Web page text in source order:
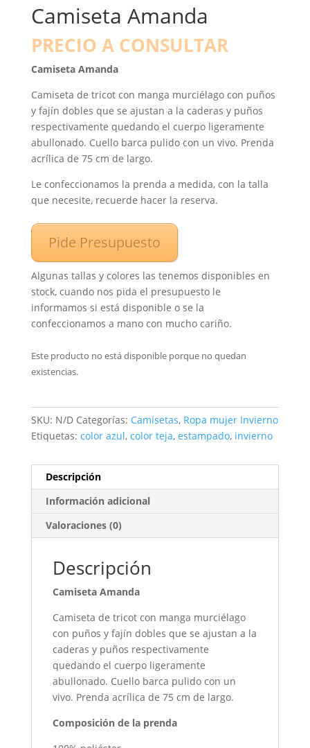
Camiseta Amanda
PRECIO A CONSULTAR
Camiseta Amanda
Camiseta de tricot con manga murciélago con puños
y fajín dobles que se ajustan a la caderas y puños
respectivamente quedando el cuerpo ligeramente
abullonado. Cuello barca pulido con un vivo. Prenda
acrílica de 75 cm de largo.
Le confeccionamos la prenda a medida, con la talla
que necesite, recuerde hacer la reserva.
Pide Presupuesto
Algunas tallas y colores las tenemos disponibles en
stock, cuando nos pida el presupuesto le
informamos si está disponible o se la
confeccionamos a mano con mucho cariño.
Este producto no está disponible porque no quedan
existencias.
SKU: N/D Categorías: Camisetas, Ropa mujer Invierno
Etiquetas: color azul, color teja, estampado, invierno
Descripción
Información adicional
Valoraciones (0)
Descripción
Camiseta Amanda
Camiseta de tricot con manga murciélago
con puños y fajín dobles que se ajustan a la
caderas y puños respectivamente
quedando el cuerpo ligeramente
abullonado. Cuello barca pulido con un
vivo. Prenda acrílica de 75 cm de largo.
Composición de la prenda